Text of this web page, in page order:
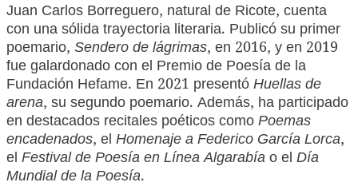
Juan Carlos Borreguero, natural de Ricote, cuenta
con una sólida trayectoria literaria. Publicó su primer
poemario, Sendero de lágrimas, en 2016, y en 2019
fue galardonado con el Premio de Poesía de la
Fundación Hefame. En 2021 presentóHuellas de
arena, su segundo poemario. Además, ha participado
en destacados recitales poéticos comoPoemas
encadenados, el Homenaje a Federico García Lorca,
el Festival de Poesía en Línea Algarabíao el Día
Mundial de la Poesía.